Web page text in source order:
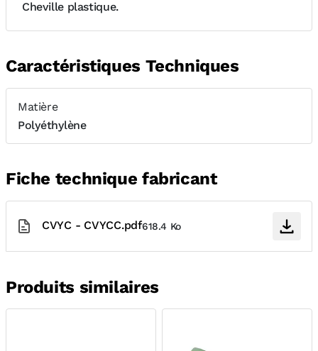
Cheville plastique.
Caractéristiques Techniques
Matière
Polyéthylène
Fiche technique fabricant
CVYC - CVYCC.pdf618.4 Ko
Produits similaires